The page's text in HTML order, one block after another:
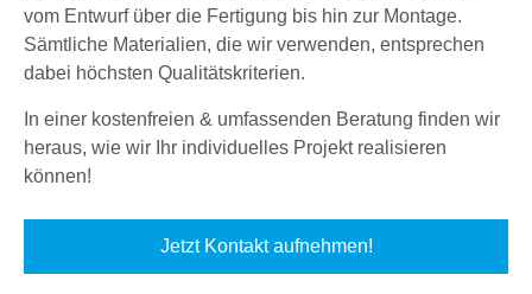
vom Entwurf über die Fertigung bis hin zur Montage.
Sämtliche Materialien, die wir verwenden, entsprechen
dabei höchsten Qualitätskriterien.
In einer kostenfreien & umfassenden Beratung finden wir
heraus, wie wir Ihr individuelles Projekt realisieren
können!
Jetzt Kontakt aufnehmen!